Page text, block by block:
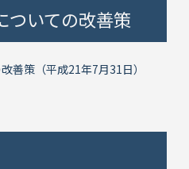
ついての改善策
善策（平成21年7月31日）